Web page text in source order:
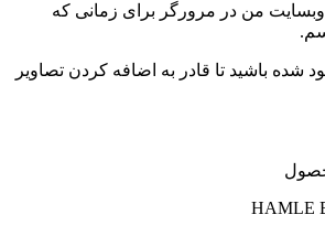
وبسایت من در مرورگر برای زمانی که
شده باشید تا قادر به اضافه کردن تصاویر